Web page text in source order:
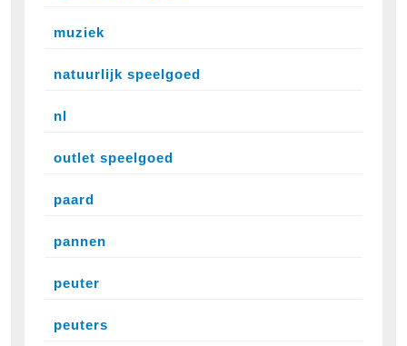
muziek
natuurlijk speelgoed
nl
outlet speelgoed
paard
pannen
peuter
peuters